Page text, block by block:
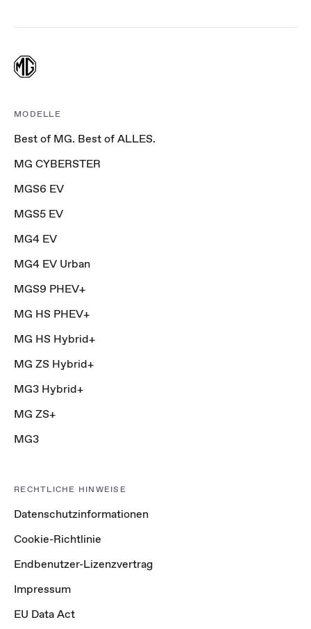
MODELLE
Best of MG. Best of ALLES.
MG CYBERSTER
MGS6 EV
MGS5 EV
MG4 EV
MG4 EV Urban
MGS9 PHEV+
MG HS PHEV+
MG HS Hybrid+
MG ZS Hybrid+
MG3 Hybrid+
MG ZS+
MG3
RECHTLICHE HINWEISE
Datenschutzinformationen
Cookie-Richtlinie
Endbenutzer-Lizenzvertrag
Impressum
EU Data Act